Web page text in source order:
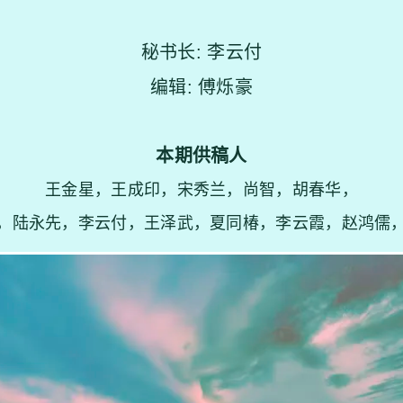
秘书长: 李云付
编辑: 傅烁豪
本期供稿人
王金星，王成印，宋秀兰，尚智，胡春华，
陆永先，李云付，王泽武，夏同椿，李云霞，赵鸿儒